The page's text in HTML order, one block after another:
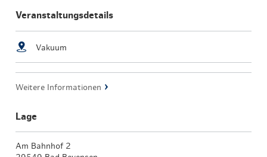
Veranstaltungsdetails
Vakuum
Weitere Informationen
Lage
Am Bahnhof 2